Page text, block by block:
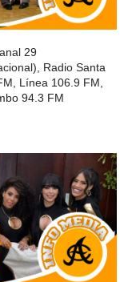
29
Radio Santa
Línea 106.9 FM,
94.3 FM